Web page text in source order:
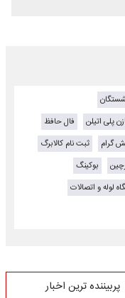
پلی اتیلن
فال حافظ
گرام
ثبت نام کالابرگ
بوکینگ
لوله و اتصالات
پربیننده ترین اخبار